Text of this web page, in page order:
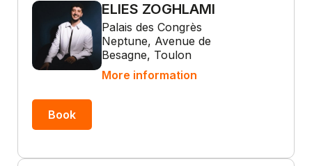
ELIES ZOGHLAMI
Palais des Congrès
Neptune, Avenue de
Besagne, Toulon
More information
Book